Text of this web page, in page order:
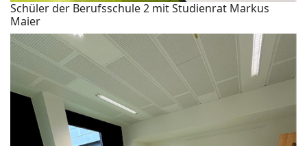
Schüler der Berufsschule 2 mit Studienrat Markus
Maier